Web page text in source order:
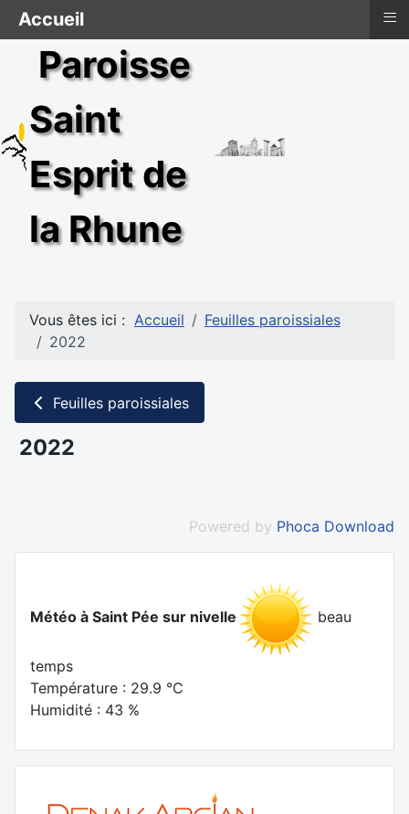
Paroisse
Saint
Esprit de
la Rhune
Vous êtes ici : Accueil
Feuilles paroissiales
2022
Feuilles paroissiales
2022
Powered by Phoca Download
Météo à Saint Pée sur nivelle beau
temps
Température : 29.9 °C
Humidité : 43 %
Accueil ≡